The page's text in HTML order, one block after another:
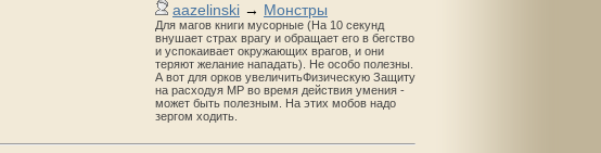
aazelinski → Монстры
Для магов книги мусорные (На 10 секунд
внушает страх врагу и обращает его в бегство
и успокаивает окружающих врагов, и они
теряют желание нападать). Не особо полезны.
А вот для орков увеличитьФизическую Защиту
на расходуя MP во время действия умения -
может быть полезным. На этих мобов надо
зергом ходить.